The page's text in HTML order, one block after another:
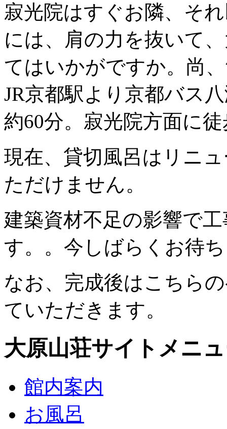
寂光院はすぐお隣、そ
には、肩の力を抜いて
てはいかがですか。尚
JR京都駅より京都バス
約60分。寂光院方面に
現在、貸切風呂はリニ
ただけません。
建築資材不足の影響で
す。。今しばらくお待
なお、完成後はこちら
ていただきます。
大原山荘サイトメニ
館内案内
お風呂